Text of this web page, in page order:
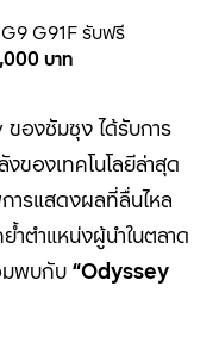
G91F รับฟรี
บาท
องซัมซุง ได้รับการ
ของเทคโนโลยีล่าสุด
ารแสดงผลที่ลื่นไหล
ำตำแหน่งผู้นำในตลาด
มพบกับ “Odyssey